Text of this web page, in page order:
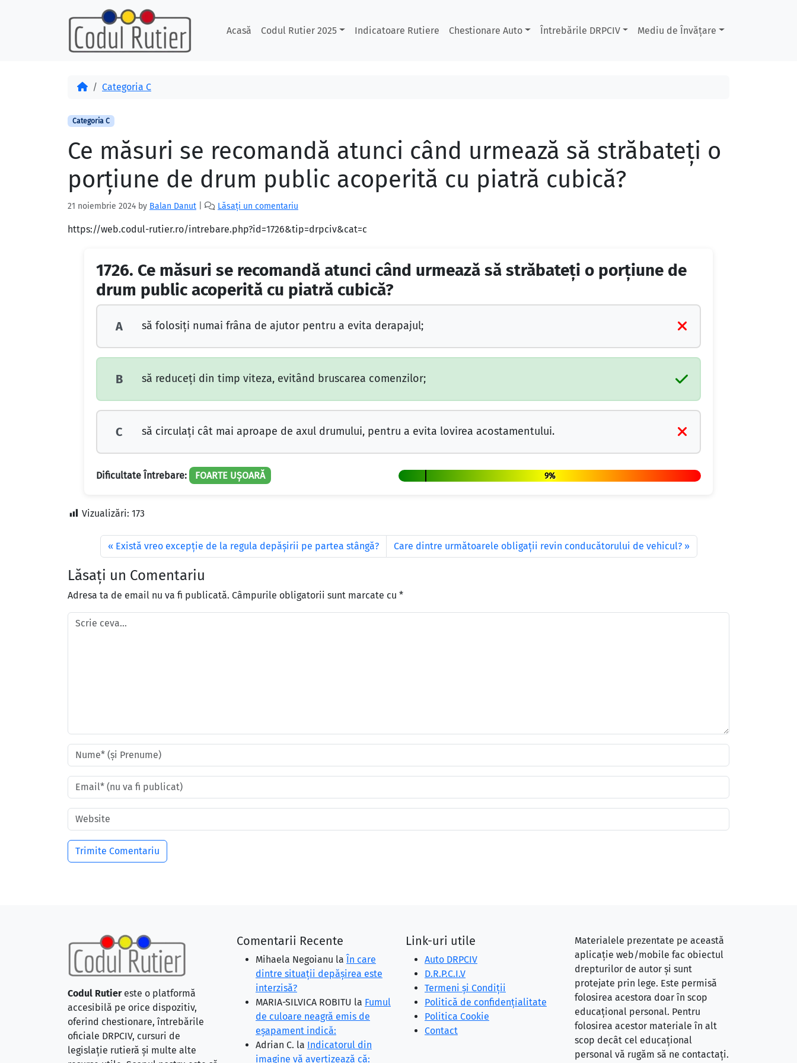
Acasă Codul Rutier 2025 Indicatoare Rutiere Chestionare Auto Întrebările DRPCIV Mediu de Învățare
AcasăCategoria C
Categoria C
Ce măsuri se recomandă atunci când urmează să străbateţi o
porţiune de drum public acoperită cu piatră cubică?
21 noiembrie 2024 by Balan Danut Lăsați un comentariu
https://web.codul-rutier.ro/intrebare.php?id=1726&tip=drpciv&cat=c
1726. Ce măsuri se recomandă atunci când urmează să străbateţi o porţiune de
drum public acoperită cu piatră cubică?
A să folosiţi numai frâna de ajutor pentru a evita derapajul;
B să reduceţi din timp viteza, evitând bruscarea comenzilor;
C să circulaţi cât mai aproape de axul drumului, pentru a evita lovirea acostamentului.
Dificultate Întrebare: FOARTE UȘOARĂ 9%
Vizualizări: 173
Există vreo excepție de la regula depășirii pe partea stângă? Care dintre următoarele obligaţii revin conducătorului de vehicul?
Lăsați un Comentariu
Adresa ta de email nu va fi publicată. Câmpurile obligatorii sunt marcate cu *
Codul Rutiereste o platformă
accesibilă pe orice dispozitiv,
oferind chestionare, întrebările
oficiale DRPCIV, cursuri de
legislație rutieră și multe alte
Comentarii Recente
Mihaela Negoianu la În care
dintre situaţii depăşirea este
interzisă?
MARIA-SILVICA ROBITU la Fumul
de culoare neagră emis de
eşapament indică:
Adrian C. la Indicatorul din
imagine vă avertizează că:
Link-uri utile
Auto DRPCIV
D.R.P.C.I.V
Termeni și Condiții
Politică de confidențialitate
Politica Cookie
Contact
Materialele prezentate pe această
aplicație web/mobile fac obiectul
drepturilor de autor și sunt
protejate prin lege. Este permisă
folosirea acestora doar în scop
educațional personal. Pentru
folosirea acestor materiale în alt
scop decât cel educațional
personal vă rugăm să ne contactați.